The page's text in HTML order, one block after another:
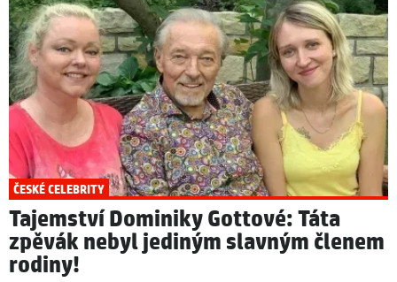
ČESKÉ CELEBRITY
Tajemství Dominiky Gottové: Táta
zpěvák nebyl jediným slavným členem
rodiny!